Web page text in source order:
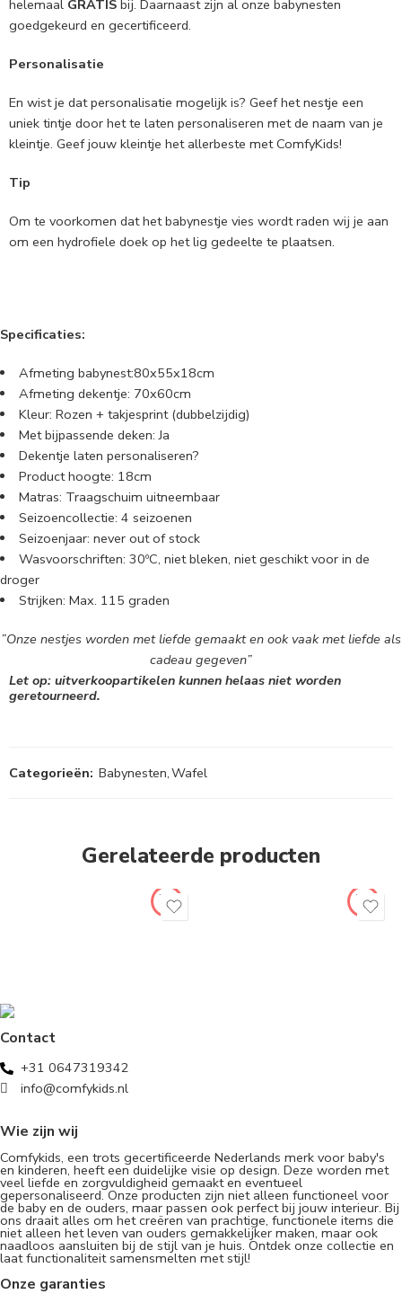
helemaal GRATIS bij. Daarnaast zijn al onze babynesten
goedgekeurd en gecertificeerd.
Personalisatie
En wist je dat personalisatie mogelijk is? Geef het nestje een
uniek tintje door het te laten personaliseren met de naam van je
kleintje. Geef jouw kleintje het allerbeste met ComfyKids!
Tip
Om te voorkomen dat het babynestje vies wordt raden wij je aan
om een hydrofiele doek op het lig gedeelte te plaatsen.
Specificaties:
Afmeting babynest:80x55x18cm
Afmeting dekentje: 70x60cm
Kleur: Rozen + takjesprint (dubbelzijdig)
Met bijpassende deken: Ja
Dekentje laten personaliseren?
Product hoogte: 18cm
Matras: Traagschuim uitneembaar
Seizoencollectie: 4 seizoenen
Seizoenjaar: never out of stock
Wasvoorschriften: 30ºC, niet bleken, niet geschikt voor in de
droger
Strijken: Max. 115 graden
”Onze nestjes worden met liefde gemaakt en ook vaak met liefde als
cadeau gegeven”
Let op: uitverkoopartikelen kunnen helaas niet worden
geretourneerd.
Categorieën: Babynesten,Wafel
Gerelateerde producten
Contact
+31 0647319342
info@comfykids.nl
Wie zijn wij
Comfykids, een trots gecertificeerde Nederlands merk voor baby's
en kinderen, heeft een duidelijke visie op design. Deze worden met
veel liefde en zorgvuldigheid gemaakt en eventueel
gepersonaliseerd. Onze producten zijn niet alleen functioneel voor
de baby en de ouders, maar passen ook perfect bij jouw interieur. Bij
ons draait alles om het creëren van prachtige, functionele items die
niet alleen het leven van ouders gemakkelijker maken, maar ook
naadloos aansluiten bij de stijl van je huis. Ontdek onze collectie en
laat functionaliteit samensmelten met stijl!
Onze garanties